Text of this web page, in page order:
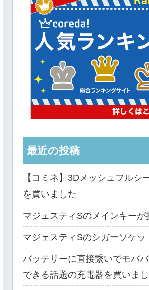
最近の投稿
【コミネ】3Dメッシュフルシ
を買いました
マジェスティSのメインキーが
マジェスティSのシガーソケッ
バッテリーに直接繋いでモバ
できる話題の充電器を買いまし